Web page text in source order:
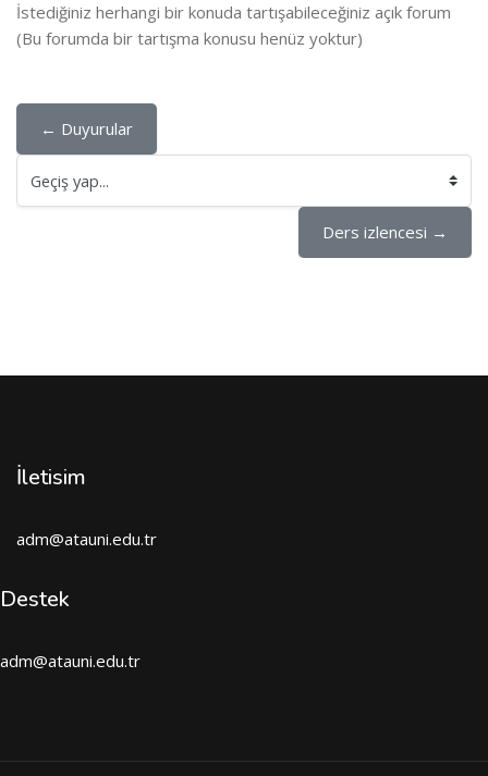
İstediğiniz herhangi bir konuda tartışabileceğiniz açık forum
(Bu forumda bir tartışma konusu henüz yoktur)
← Duyurular
Geçiş yap...
Ders izlencesi →
İletisim
adm@atauni.edu.tr
Destek
adm@atauni.edu.tr